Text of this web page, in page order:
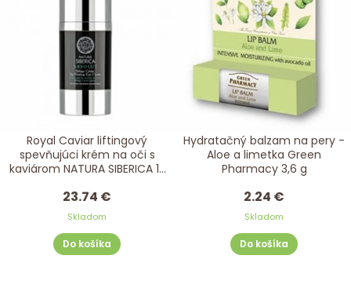
Royal Caviar liftingový
spevňujúci krém na oči s
kaviárom NATURA SIBERICA 15
23.74 €
Skladom
Do košíka
Hydratačný balzam na pery -
Aloe a limetka Green
Pharmacy 3,6 g
2.24 €
Skladom
Do košíka